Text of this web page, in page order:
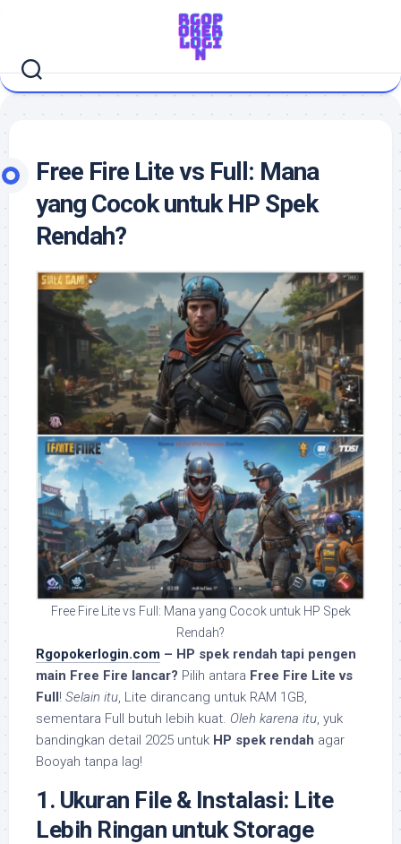
Free Fire Lite vs Full: Mana
yang Cocok untuk HP Spek
Rendah?
Free Fire Lite vs Full: Mana yang Cocok untuk HP Spek
Rendah?
Rgopokerlogin.com – HP spek rendah tapi pengen
main Free Fire lancar? Pilih antara Free Fire Lite vs
Full! Selain itu, Lite dirancang untuk RAM 1GB,
sementara Full butuh lebih kuat. Oleh karena itu, yuk
bandingkan detail 2025 untuk HP spek rendah agar
Booyah tanpa lag!
1. Ukuran File & Instalasi: Lite
Lebih Ringan untuk Storage